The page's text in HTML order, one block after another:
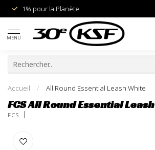
1% pour la Planète
MENU
Accueil / All Round Essential Leash White
FCS All Round Essential
FCS